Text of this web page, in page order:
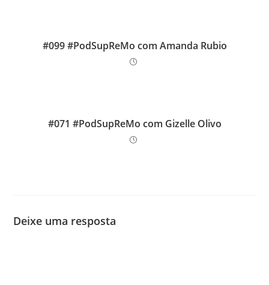
#099 #PodSupReMo com Amanda Rubio
#071 #PodSupReMo com Gizelle Olivo
Deixe uma resposta